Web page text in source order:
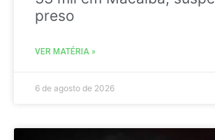
preso
VER MATÉRIA »
6 de agosto de 2026